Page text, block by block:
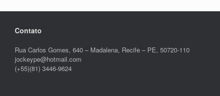
Contato
Rua Carlos Gomes, 640 – Madalena, Recife – PE, 50720-110
jockeype@hotmail.com
(+55)(81) 3446-9624